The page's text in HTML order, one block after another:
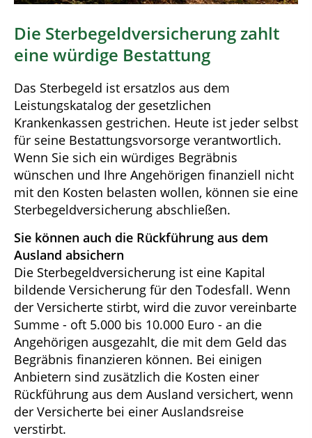
Die Sterbegeldversicherung zahlt
eine würdige Bestattung
Das Sterbegeld ist ersatzlos aus dem
Leistungskatalog der gesetzlichen
Krankenkassen gestrichen. Heute ist jeder selbst
für seine Bestattungsvorsorge verantwortlich.
Wenn Sie sich ein würdiges Begräbnis
wünschen und Ihre Angehörigen finanziell nicht
mit den Kosten belasten wollen, können sie eine
Sterbegeldversicherung abschließen.
Sie können auch die Rückführung aus dem
Ausland absichern
Die Sterbegeldversicherung ist eine Kapital
bildende Versicherung für den Todesfall. Wenn
der Versicherte stirbt, wird die zuvor vereinbarte
Summe - oft 5.000 bis 10.000 Euro - an die
Angehörigen ausgezahlt, die mit dem Geld das
Begräbnis finanzieren können. Bei einigen
Anbietern sind zusätzlich die Kosten einer
Rückführung aus dem Ausland versichert, wenn
der Versicherte bei einer Auslandsreise
verstirbt.